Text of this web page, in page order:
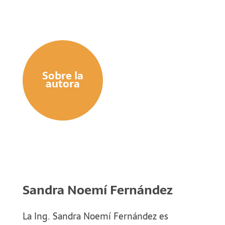
como son los relacionados con la Mecánica de
los Fluidos y la Hidráulica.
Sobre la
autora
Sandra Noemí Fernández
La Ing. Sandra Noemí Fernández es